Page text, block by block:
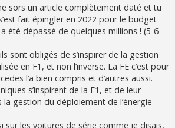
sors un article complètement daté et tu
fait épingler en 2022 pour le budget
été dépassé de quelques millions ! (5-6
sont obligés de s’inspirer de la gestion
en F1, et non l’inverse. La FE c’est pour
l’a bien compris et d’autres aussi.
s’inspirent de la F1, et de leur
gestion du déploiement de l’énergie
sur les voitures de série comme je disais,